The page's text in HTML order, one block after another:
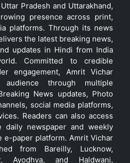
Pradesh and Uttarakhand,
presence across print,
platforms. Through its news
the latest breaking news,
updates in Hindi from India
Committed to credible
engagement, Amrit Vichar
through multiple
News updates, Photo
social media platforms,
Readers can also access
newspaper and weekly
e-paper platform. Amrit Vichar
from Bareilly, Lucknow,
Ayodhya, and Haldwani,